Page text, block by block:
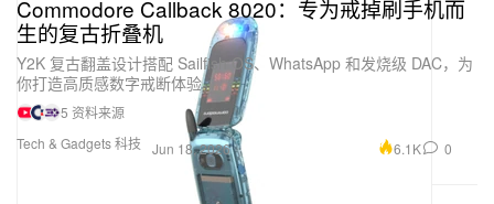
Tech & Gadgets 科技
Commodore Callback 8020：专为戒掉刷手机而
生的复古折叠机
Y2K 复古翻盖设计搭配 Sailfish OS、WhatsApp 和发烧级 DAC，为
你打造高质感数字戒断体验。
5 资料来源
Jun 18, 2026
6.1K 0